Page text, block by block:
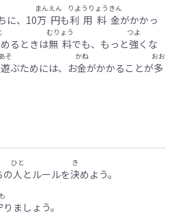
に、10万円
まんえん
も利用料金
りようりょうきん
がかかっ
めるときは無料
むりょう
でも、もっと強
つよ
くな
遊
あそ
ぶためには、お金
かね
がかかることが多
おお
の人
ひと
とルールを決
き
めよう。
りましょう。